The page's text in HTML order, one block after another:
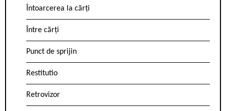
Întoarcerea la cărți
Între cărți
Punct de sprijin
Restitutio
Retrovizor